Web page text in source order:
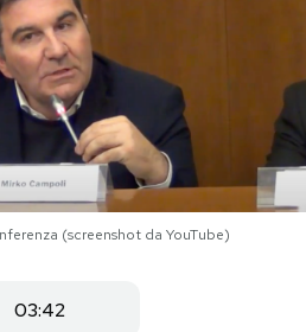
(screenshot da YouTube)
03:42